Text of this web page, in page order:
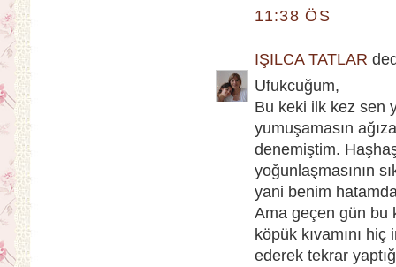
11:38 ÖS
IŞILCA TATLAR
Ufukcuğum,
Bu keki ilk kez sen
yumuşamasın
denemiştim.
yoğunlaşmasının
yani benim
Ama geçen gün bu
köpük kıvamını
ederek tekrar